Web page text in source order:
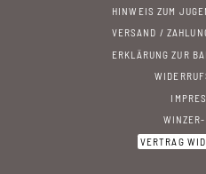
HINWEIS ZUM
VERSAND /
ERKLÄRUNG ZUR
WINZER-
VERTRAG